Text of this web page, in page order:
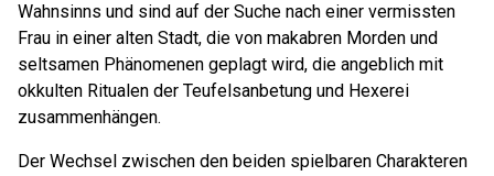
Wahnsinns und sind auf der Suche nach einer vermissten
Frau in einer alten Stadt, die von makabren Morden und
seltsamen Phänomenen geplagt wird, die angeblich mit
okkulten Ritualen der Teufelsanbetung und Hexerei
zusammenhängen.
Der Wechsel zwischen den beiden spielbaren Charakteren